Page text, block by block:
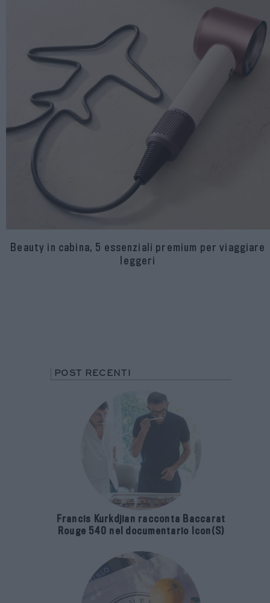
Beauty in cabina, 5 essenziali premium per viaggiare
leggeri
POST RECENTI
Francis Kurkdjian racconta Baccarat
Rouge 540 nel documentario Icon(S)